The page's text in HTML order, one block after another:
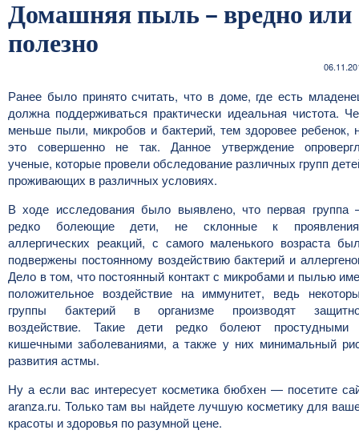
Домашняя пыль – вредно или
полезно
Ранее было принято считать, что в доме, где есть
должна поддерживаться практически идеальная чистота.
меньше пыли, микробов и бактерий, тем здоровее ребенок,
это совершенно не так. Данное утверждение
ученые, которые провели обследование различных групп
проживающих в различных условиях.
В ходе исследования было выявлено, что первая группа
редко болеющие дети, не склонные к
аллергических реакций, с самого маленького возраста
подвержены постоянному воздействию бактерий и
Дело в том, что постоянный контакт с микробами и пылью
положительное воздействие на иммунитет, ведь
группы бактерий в организме производят
воздействие. Такие дети редко болеют простудными
кишечными заболеваниями, а также у них минимальный
развития астмы.
Ну а если вас интересует косметика бюбхен — посетите
aranza.ru. Только там вы найдете лучшую косметику для
красоты и здоровья по разумной цене.